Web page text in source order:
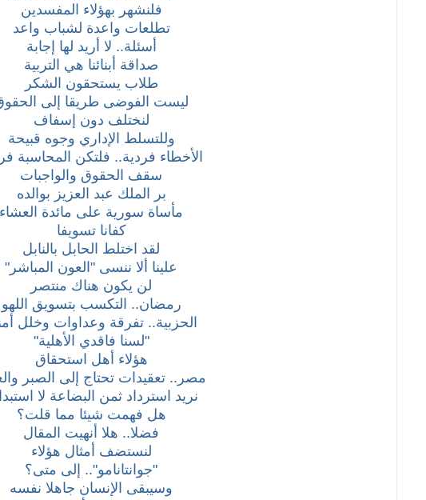
فلنشهر بهؤلاء المفسدين
تطلعات واعدة لشباب واعد
أسئلة.. لا أريد لها إجابة
صداقة أبنائنا هي التربية
طلاب يستحقون الشكر
ليست الفوضى طريقا إلى
لنختلف دون إسفاف
وللتسلط الإداري وجوه قبيحة
الأخطاء فردية.. فلتكن المحاسبة
سقف الحقوق والواجبات
بر الملك عبد العزيز بوالده
مأساة سورية على مائدة العشاء
كفانا تسويفا
لقد اختلط الحابل بالنابل
علينا ألا ننسى "العون المباشر"
لن يكون هناك منتصر
رمضان.. التكسب بتسويق اللهو
الحزبية.. تفرقة وعداوات وخلل
"لسنا فاقدي الأهلية"
هؤلاء أهل استحقاق
مصر.. تعقيدات تحتاج إلى الصبر
نريد استرداد ثمن البضاعة لا
هل فهمت شيئا مما قلت؟
فضلا.. هلا أنهيت المقال
لنستضف أمثال هؤلاء
"جوانتانامو".. إلى متى؟
وسيبقى الإنسان جاهلا نفسه